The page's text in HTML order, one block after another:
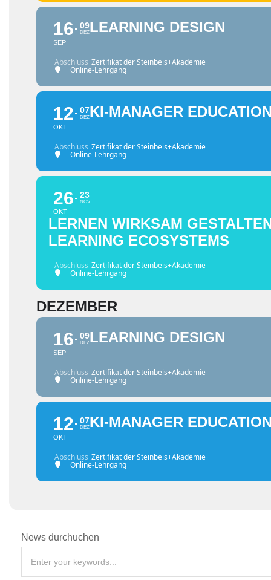
16
SEP
09
DEZLEARNING DESIGN
Abschluss Zertifikat der Steinbeis+Akademie
Online-Lehrgang
12
OKT
07
DEZKI-MANAGER
Abschluss Zertifikat der Steinbeis+Akademie
Online-Lehrgang
26
OKT
23
NOV
LERNEN WIRKSAM
LEARNING ECOSYSTEMS
Abschluss Zertifikat der Steinbeis+Akademie
Online-Lehrgang
DEZEMBER
16
SEP
09
DEZLEARNING DESIGN
Abschluss Zertifikat der Steinbeis+Akademie
Online-Lehrgang
12
OKT
07
DEZKI-MANAGER
Abschluss Zertifikat der Steinbeis+Akademie
Online-Lehrgang
News durchuchen